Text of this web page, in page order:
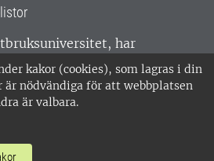
kakor (cookies), som lagras i din
är nödvändiga för att webbplatsen
är valbara.
har
Sverige. Huvudorter är
Umeå.SLU är
ISO 14001. •
nr: 202100-2817 •